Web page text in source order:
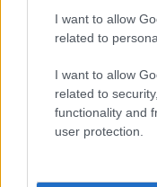
I want to allow
related to
I want to allow
related to
functionality and
user protection.